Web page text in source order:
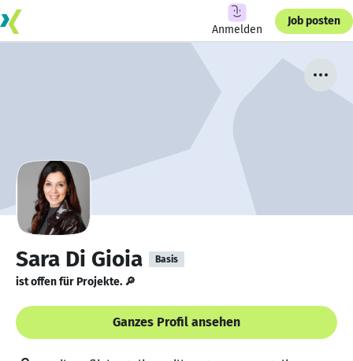
Anmelden
Job posten
Sara Di Gioia Basis
ist offen für Projekte. 🔎
Ganzes Profil ansehen